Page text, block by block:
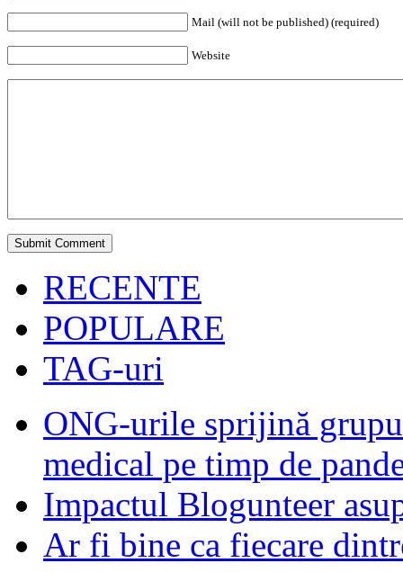
Mail (will not be published) (required)
Website
RECENTE
POPULARE
TAG-uri
ONG-urile sprijină
medical pe timp de
Impactul Blogunteer
Ar fi bine ca fiecare